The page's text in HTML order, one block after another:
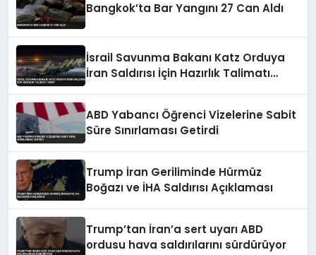
Bangkok’ta Bar Yangını 27 Can Aldı
İsrail Savunma Bakanı Katz Orduya
İran Saldırısı İçin Hazırlık Talimatı
ABD Yabancı Öğrenci Vizelerine Sabit
Süre Sınırlaması Getirdi
Trump İran Geriliminde Hürmüz
Boğazı ve İHA Saldırısı Açıklaması
Trump’tan İran’a sert uyarı ABD
ordusu hava saldırılarını sürdürüyor